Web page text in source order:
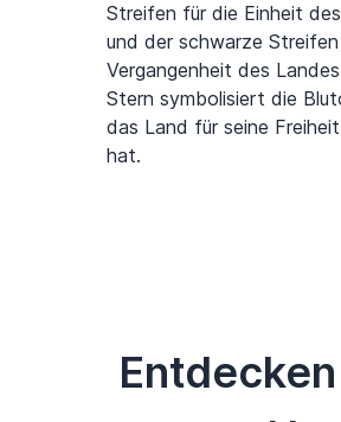
Streifen für die Einheit
und der schwarze
Vergangenheit des
Stern symbolisiert die
das Land für seine
hat.